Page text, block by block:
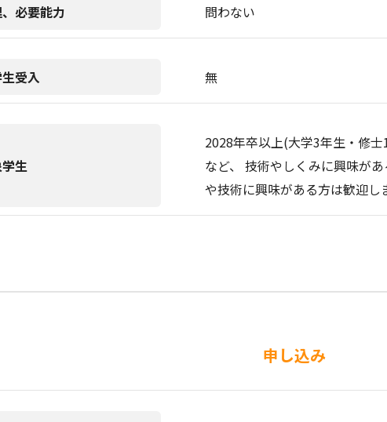
必要能力 問わない
受入 無
生
2028年卒以上(大学3年生・修
など、 技術やしくみに興味が
や技術に興味がある方は歓迎し
申し込み